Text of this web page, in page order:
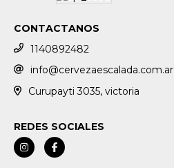
CONTACTANOS
1140892482
info@cervezaescalada.com.ar
Curupayti 3035, victoria
REDES SOCIALES